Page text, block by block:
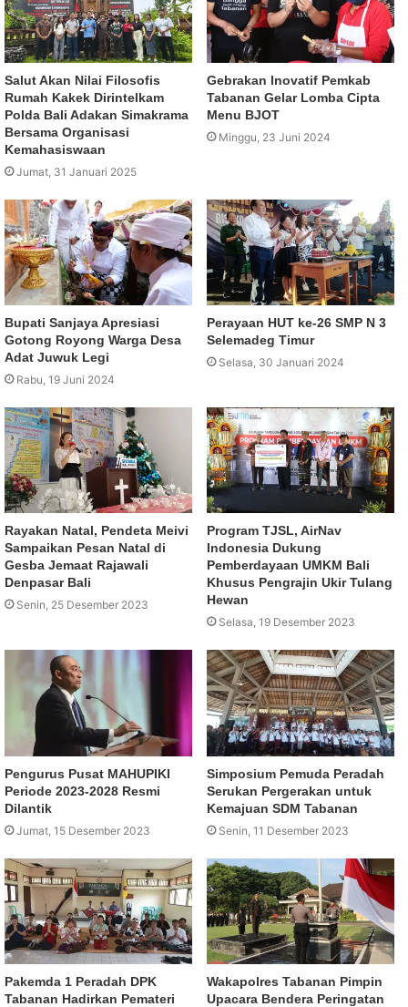
Salut Akan Nilai Filosofis
Rumah Kakek Dirintelkam
Polda Bali Adakan Simakrama
Bersama Organisasi
Kemahasiswaan
Jumat, 31 Januari 2025
Gebrakan Inovatif Pemkab
Tabanan Gelar Lomba Cipta
Menu BJOT
Minggu, 23 Juni 2024
Bupati Sanjaya Apresiasi
Gotong Royong Warga Desa
Adat Juwuk Legi
Rabu, 19 Juni 2024
Perayaan HUT ke-26 SMP N 3
Selemadeg Timur
Selasa, 30 Januari 2024
Rayakan Natal, Pendeta Meivi
Sampaikan Pesan Natal di
Gesba Jemaat Rajawali
Denpasar Bali
Senin, 25 Desember 2023
Program TJSL, AirNav
Indonesia Dukung
Pemberdayaan UMKM Bali
Khusus Pengrajin Ukir Tulang
Hewan
Selasa, 19 Desember 2023
Pengurus Pusat MAHUPIKI
Periode 2023-2028 Resmi
Dilantik
Jumat, 15 Desember 2023
Simposium Pemuda Peradah
Serukan Pergerakan untuk
Kemajuan SDM Tabanan
Senin, 11 Desember 2023
Pakemda 1 Peradah DPK
Tabanan Hadirkan Pemateri
Wakapolres Tabanan Pimpin
Upacara Bendera Peringatan